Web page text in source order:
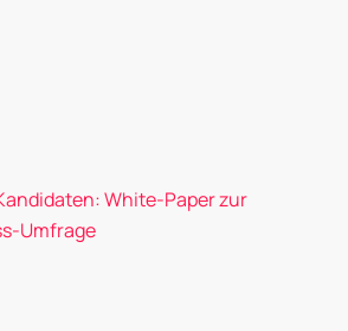
White-Paper zur
Umfrage